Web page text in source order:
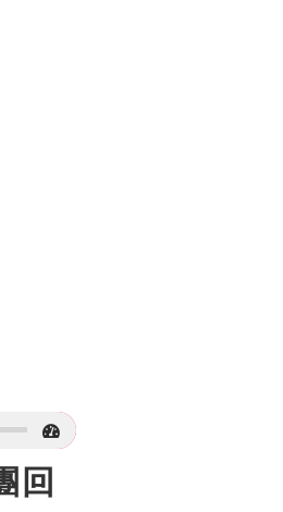
回